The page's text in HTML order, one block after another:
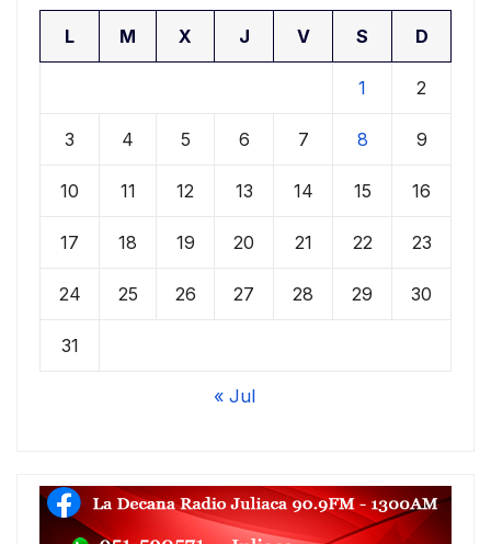
L M X J V S D
1 2
3 4 5 6 7 8 9
10 11 12 13 14 15 16
17 18 19 20 21 22 23
24 25 26 27 28 29 30
31
« Jul